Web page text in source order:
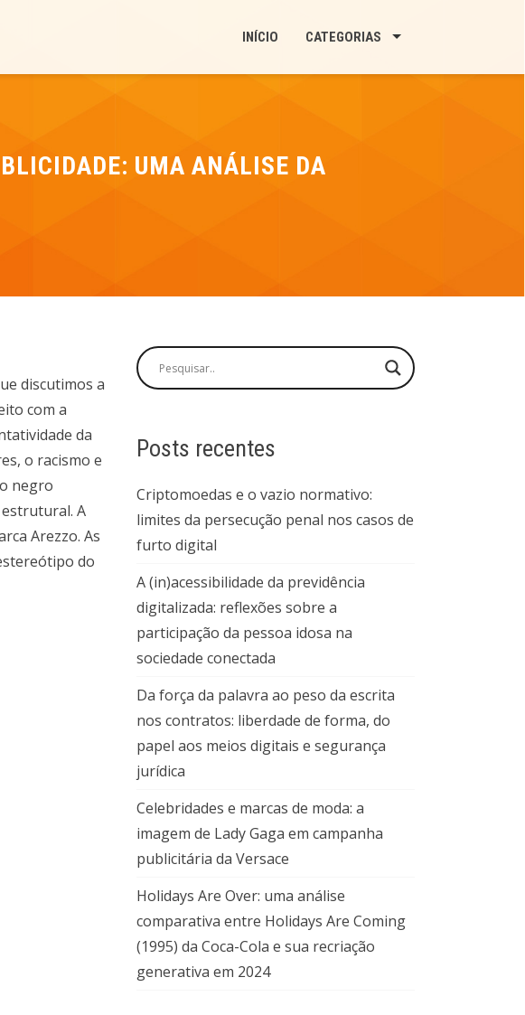
INÍCIO CATEGORIAS
UMA ANÁLISE DA
discutimos a
com a
da
o racismo e
negro
A
Arezzo. As
do
Posts recentes
Criptomoedas e o vazio normativo:
limites da persecução penal nos casos de
furto digital
A (in)acessibilidade da previdência
digitalizada: reflexões sobre a
participação da pessoa idosa na
sociedade conectada
Da força da palavra ao peso da escrita
nos contratos: liberdade de forma, do
papel aos meios digitais e segurança
jurídica
Celebridades e marcas de moda: a
imagem de Lady Gaga em campanha
publicitária da Versace
Holidays Are Over: uma análise
comparativa entre Holidays Are Coming
(1995) da Coca-Cola e sua recriação
generativa em 2024